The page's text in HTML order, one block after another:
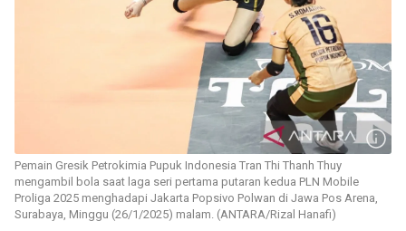
Pemain Gresik Petrokimia Pupuk Indonesia Tran Thi Thanh Thuy
mengambil bola saat laga seri pertama putaran kedua PLN Mobile
Proliga 2025 menghadapi Jakarta Popsivo Polwan di Jawa Pos Arena,
Surabaya, Minggu (26/1/2025) malam. (ANTARA/Rizal Hanafi)